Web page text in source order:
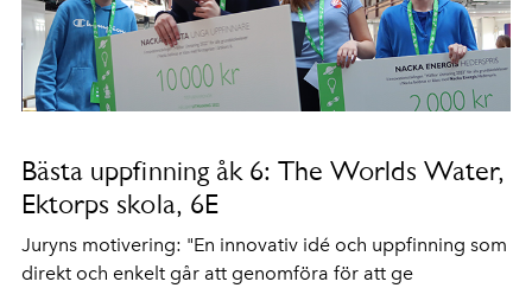
Bästa uppfinning åk 6: The Worlds Water,
Ektorps skola, 6E
Juryns motivering: "En innovativ idé och uppfinning som
direkt och enkelt går att genomföra för att ge